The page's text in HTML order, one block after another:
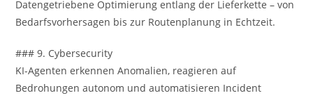
Datengetriebene Optimierung entlang der Lieferkette – von
Bedarfsvorhersagen bis zur Routenplanung in Echtzeit.
### 9. Cybersecurity
KI-Agenten erkennen Anomalien, reagieren auf
Bedrohungen autonom und automatisieren Incident